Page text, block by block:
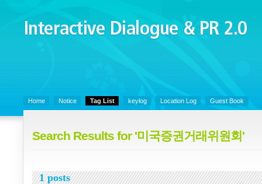
Interactive Dialogue &
PR 2.0
Home Notice Tag List keylog Location Log Guest Book
Search Results for '미국증권거래위원회'
1 posts